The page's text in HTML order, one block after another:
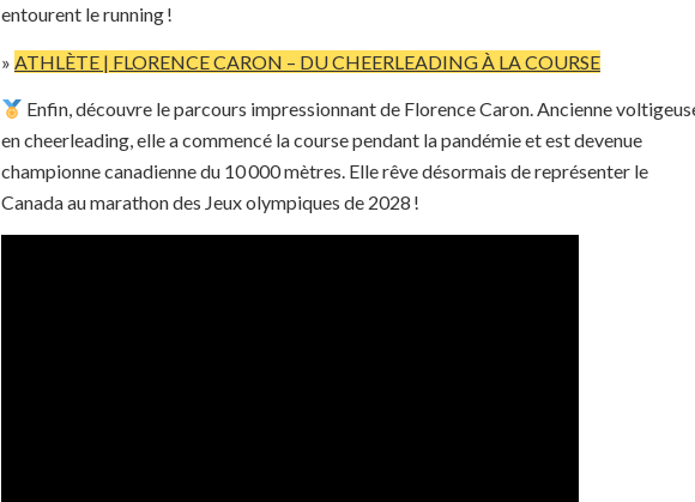
entourent le running !
» ATHLÈTE | FLORENCE CARON – DU CHEERLEADING À LA COURSE
Enfin, découvre le parcours impressionnant de Florence Caron. Ancienne
en cheerleading, elle a commencé la course pendant la pandémie et est devenue
championne canadienne du 10 000 mètres. Elle rêve désormais de représenter le
Canada au marathon des Jeux olympiques de 2028 !